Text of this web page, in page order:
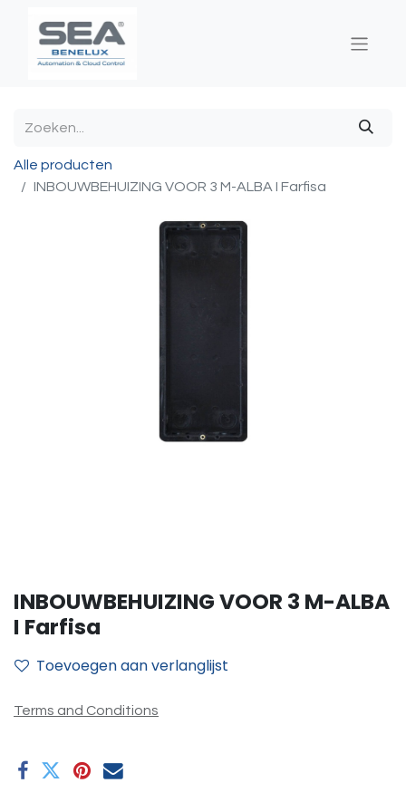
Alle producten
INBOUWBEHUIZING VOOR 3 M-ALBA I Farfisa
INBOUWBEHUIZING VOOR 3 M-ALBA
I Farfisa
Toevoegen aan verlanglijst
Terms and Conditions